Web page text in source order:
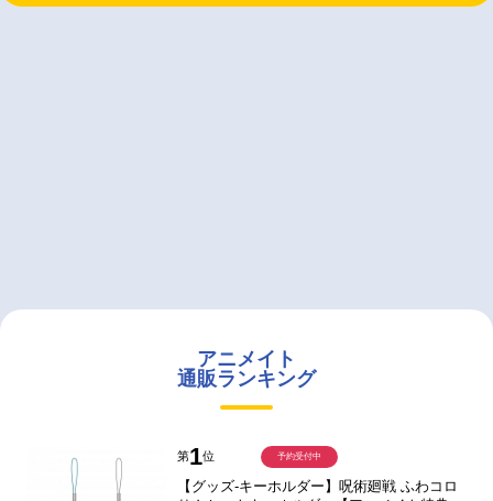
アニメイト
通販ランキング
第1位
【グッズ-キーホルダー】呪術廻戦 ふわコロ
予約受付中